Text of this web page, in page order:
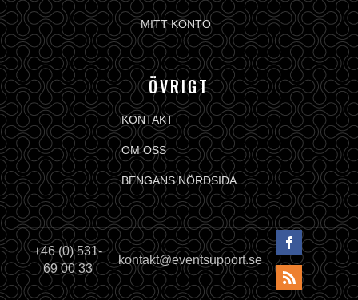
MITT KONTO
ÖVRIGT
KONTAKT
OM OSS
BENGANS NÖRDSIDA
+46 (0) 531-
69 00 33
kontakt@eventsupport.se